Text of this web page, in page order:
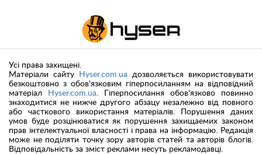
Усі права захищені.
Матеріали сайту
Hyser.com.ua дозволяється використовувати
безкоштовно з обов'язковим гіперпосиланням на відповідний
матеріал
Hyser.com.ua . Гіперпосилання обов'язково повинно
знаходитися не нижче другого абзацу незалежно від повного
або часткового використання матеріалів. Порушення даних
умов буде розцінюватися як порушення захищаемих законом
прав інтелектуальної власності і права на інформацію. Редакція
може не поділяти точку зору авторів статей та авторів блогів.
Відповідальність за зміст реклами несуть рекламодавці.